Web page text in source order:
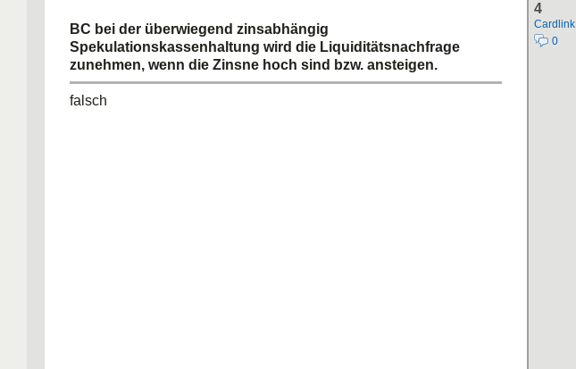
4
Cardlink
0
BC bei der überwiegend zinsabhängig
Spekulationskassenhaltung wird die Liquiditätsnachfrage
zunehmen, wenn die Zinsne hoch sind bzw. ansteigen.
falsch